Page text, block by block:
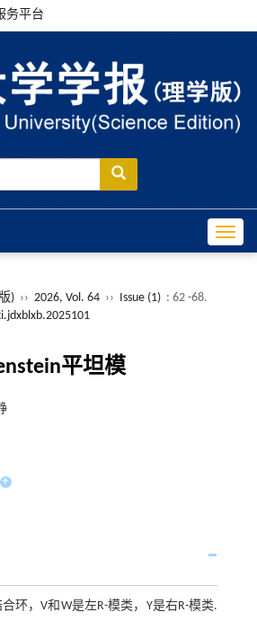
务平台
) ›› 2026, Vol. 64 ›› Issue (1) : 62 -68.
平坦模
+
环，V和W是左R-模类，Y是右R-模类.